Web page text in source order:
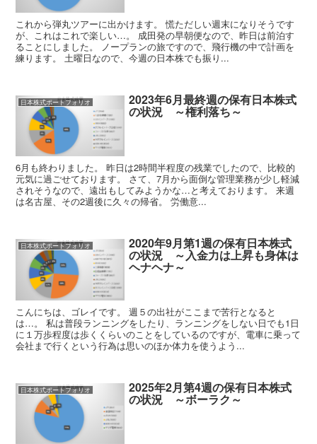
これから弾丸ツアーに出かけます。 慌ただしい週末になりそうです
が、これはこれで楽しい…。 成田発の早朝便なので、昨日は前泊す
ることにしました。 ノープランの旅ですので、飛行機の中で計画を
練ります。 土曜日なので、今週の日本株でも振り...
日本株式ポートフォリオ 2023年6月最終週の保有日本株式
の状況 ～権利落ち～
6月も終わりました。 昨日は2時間半程度の残業でしたので、比較的
元気に過ごせております。 さて、7月から面倒な管理業務が少し軽減
されそうなので、遠出もしてみようかな…と考えております。 来週
は名古屋、その2週後に久々の帰省。 労働意...
日本株式ポートフォリオ 2020年9月第1週の保有日本株式
の状況 ～入金力は上昇も身体は
ヘナヘナ～
こんにちは、ゴレイです。 週５の出社がここまで苦行となると
は…。 私は普段ランニングをしたり、ランニングをしない日でも1日
に１万歩程度は歩くくらいのことをしているのですが、電車に乗って
会社まで行くという行為は思いのほか体力を使うよう...
日本株式ポートフォリオ 2025年2月第4週の保有日本株式
の状況 ～ボーラク～